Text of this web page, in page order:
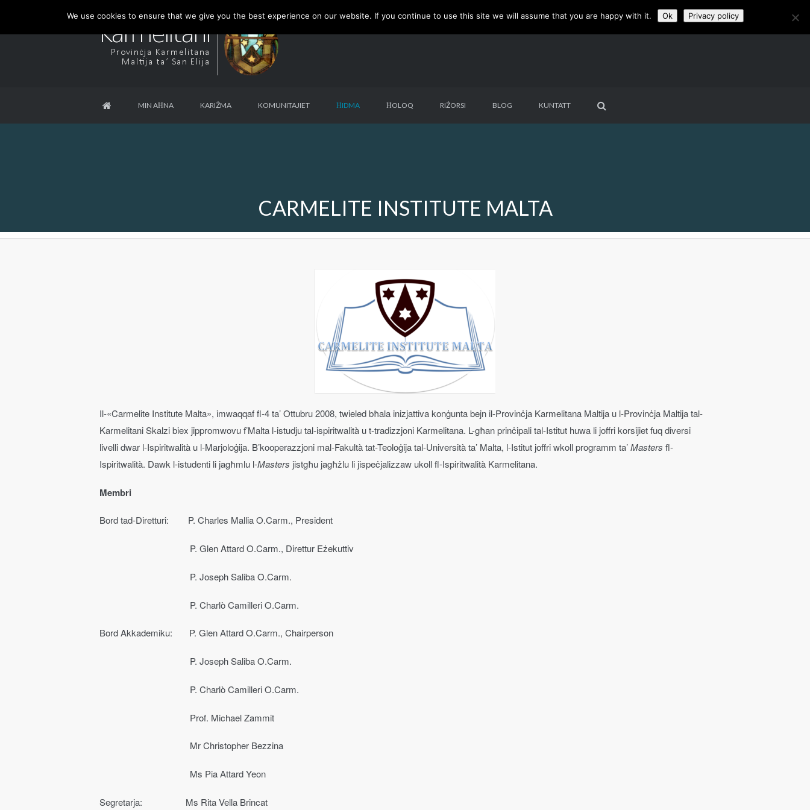
MIN AĦNA KARIŻMA KOMUNITAJIET ĦIDMA ĦOLOQ RIŻORSI BLOG KUNTATT
CARMELITE INSTITUTE MALTA
Il-«Carmelite Institute Malta», imwaqqaf fl-4 ta’ Ottubru 2008, twieled bħala inizjattiva konġunta bejn il-Provinċja Karmelitana Maltija u l-Provinċja Maltija tal-
Karmelitani Skalzi biex jippromwovu f’Malta l-istudju tal-ispiritwalità u t-tradizzjoni Karmelitana. L-għan prinċipali tal-Istitut huwa li joffri korsijiet fuq diversi
livelli dwar l-Ispiritwalità u l-Marjoloġija. B’kooperazzjoni mal-Fakultà tat-Teoloġija tal-Università ta’ Malta, l-Istitut joffri wkoll programm ta’Masters fl-
Ispiritwalità. Dawk l-istudenti li jagħmlu l-Masters jistgħu jagħżlu li jispeċjalizzaw ukoll fl-Ispiritwalità Karmelitana.
Membri
Bord tad-Diretturi: P. Charles Mallia O.Carm., President
P. Glen Attard O.Carm., Direttur Eżekuttiv
P. Joseph Saliba O.Carm.
P. Charlò Camilleri O.Carm.
Bord Akkademiku: P. Glen Attard O.Carm., Chairperson
P. Joseph Saliba O.Carm.
P. Charlò Camilleri O.Carm.
Prof. Michael Zammit
Mr Christopher Bezzina
Ms Pia Attard Yeon
Segretarja: Ms Rita Vella Brincat
We use cookies to ensure that we give you the best experience on our website. If you continue to use this site we will assume that you are happy with it. Ok Privacy policy